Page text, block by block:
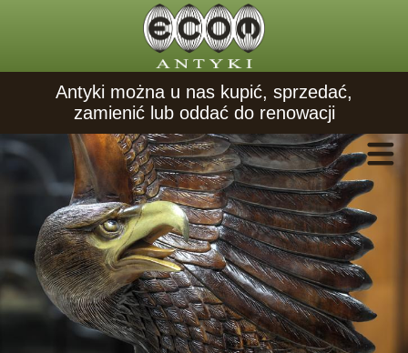
Antyki można u nas kupić, sprzedać,
zamienić lub oddać do renowacji